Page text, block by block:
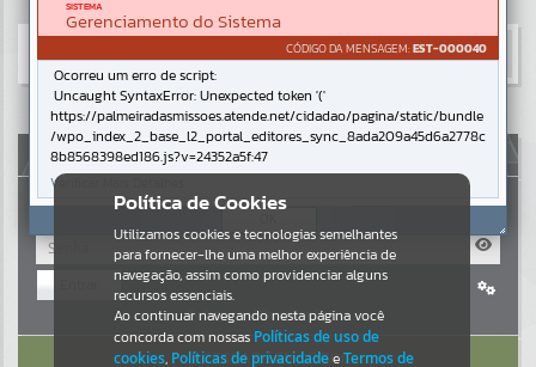
Resultados para""
Portais
Por favor, aguarde...
NOTÍCIAS
Por favor, aguarde...
AUTOATENDIMENTO
Cadastre-se|Recuperar Senha
ACESSAR SEM LOGIN
Política de Cookies
Utilizamos cookies e tecnologias semelhantes
para fornecer-lhe uma melhor experiência de
navegação, assim como providenciar alguns
recursos essenciais.
Ao continuar navegando nesta página você
concorda com nossas Políticas de uso de
cookies, Políticas de privacidadeeTermos de
SISTEMA
Gerenciamento do Sistema
CÓDIGO DA MENSAGEM:EST-000040
Ocorreu um erro de script:
Uncaught SyntaxError: Unexpected token '('
https://palmeiradasmissoes.atende.net/cidadao/pagina/static/bundle
/wpo_index_2_base_l2_portal_editores_sync_8ada209a45d6a2778c
8b8568398ed186.js?v=24352a5f:47
Verificar Mais Detalhes